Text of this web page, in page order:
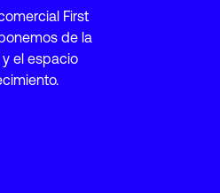
First
de la
el espacio